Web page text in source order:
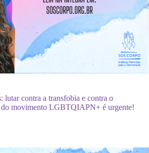
lutar contra a transfobia e contra o
do movimento LGBTQIAPN+ é urgente!